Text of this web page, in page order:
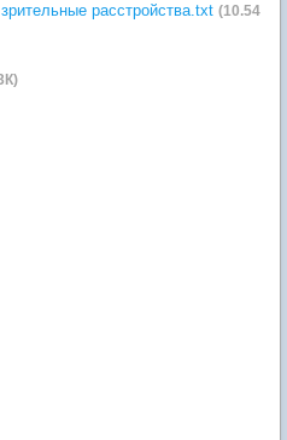
расстройства.txt (10.54